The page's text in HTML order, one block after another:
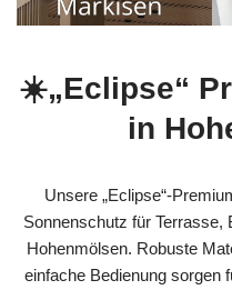
☀️„Eclipse“
in
Unsere „Eclipse“-
Sonnenschutz für Terrasse,
Hohenmölsen. Robuste
einfache Bedienung